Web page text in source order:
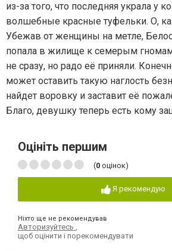
из-за того, что последняя украла у
волшебные красные туфельки. О,
Убежав от женщины на метле,
попала в жилище к семерым
не сразу, но радо её приняли.
может оставить такую наглость
найдет воровку и заставит её
Благо, девушку теперь есть кому
Оцініть першим
(0 оцінок)
Я рекомендую
Ніхто ще не рекомендував
Авторизуйтесь
щоб оцінити і порекомендувати